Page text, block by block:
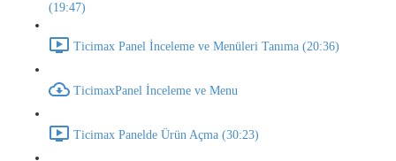
(19:47)
Ticimax Panel İnceleme ve Menüleri Tanıma (20:36)
TicimaxPanel İnceleme ve Menu
Ticimax Panelde Ürün Açma (30:23)